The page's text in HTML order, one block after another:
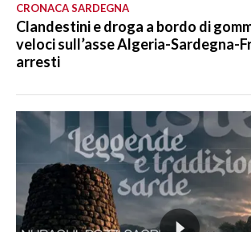
CRONACA SARDEGNA
Clandestini e droga a bordo di
veloci sull’asse Algeria-Sardegna-
arresti